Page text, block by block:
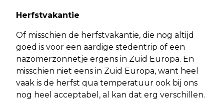
Herfstvakantie
Of misschien de herfstvakantie, die nog altijd
goed is voor een aardige stedentrip of een
nazomerzonnetje ergens in Zuid Europa. En
misschien niet eens in Zuid Europa, want heel
vaak is de herfst qua temperatuur ook bij ons
nog heel acceptabel, al kan dat erg verschillen.